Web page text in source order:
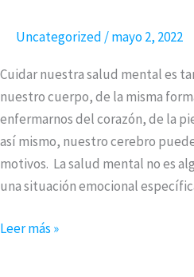
Uncategorized/mayo 2, 2022
Cuidar nuestra salud mental es
nuestro cuerpo, de la misma
enfermarnos del corazón, de la
así mismo, nuestro cerebro
motivos. La salud mental no es
una situación emocional
salud
mental
una
situación
inmigrante
Leer más »